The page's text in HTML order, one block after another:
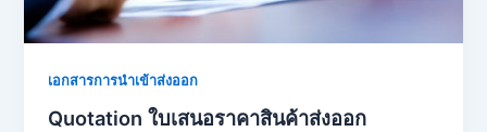
เอกสารการนำเข้าส่งออก
Quotation ใบเสนอราคาสินค้าส่งออก